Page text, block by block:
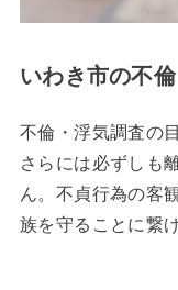
いわき市の不
不倫・浮気調査の
さらには必ずしも
ん。不貞行為の客
族を守ることに繋